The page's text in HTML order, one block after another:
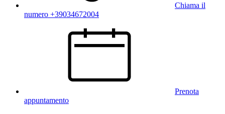
Chiama il
numero +39034672004
Prenota
appuntamento